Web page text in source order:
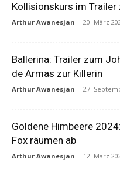
Kollisionskurs im
Arthur Awanesjan - 20. März
Ballerina: Trailer zum
de Armas zur Killerin
Arthur Awanesjan - 27.
Goldene Himbeere
Fox räumen ab
Arthur Awanesjan - 12. März